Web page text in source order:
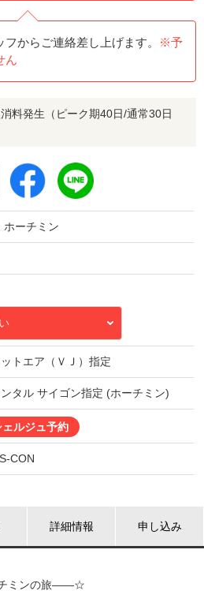
からご連絡差し上げます。
※予
ん
料発生（ピーク期40日/通常30日
ホーチミン
トエア（ＶＪ）指定
タル サイゴン指定 (ホーチミン)
ェルジュ予約
CON
詳細情報 申し込み
ミンの旅――☆